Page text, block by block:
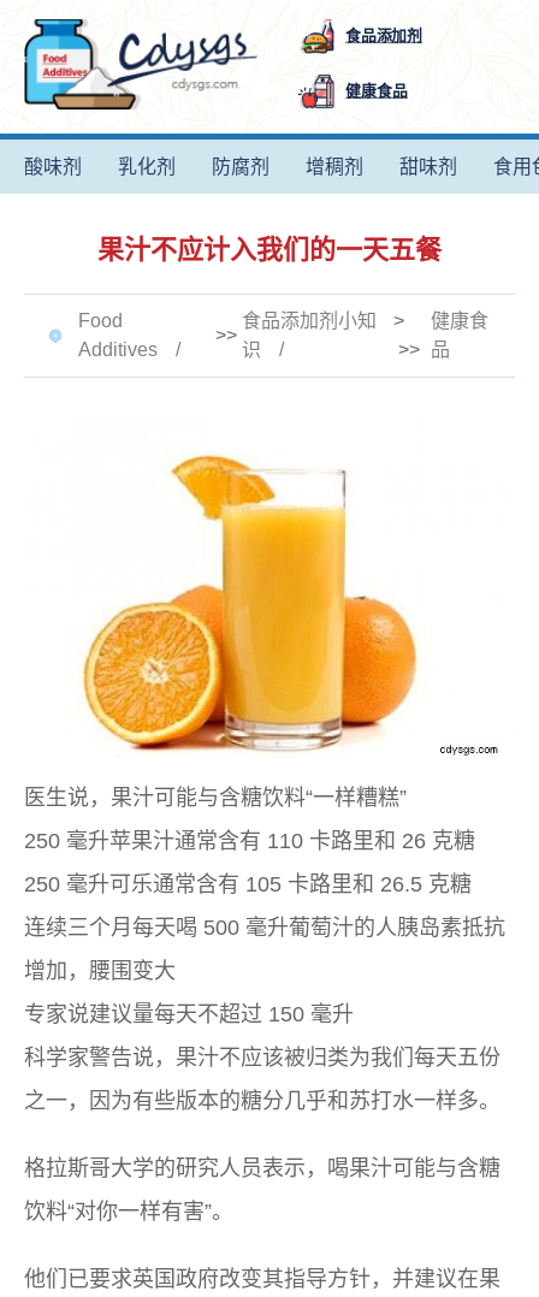
食品添加剂
健康食品
酸味剂 乳化剂 防腐剂 增稠剂 甜味剂 食用
果汁不应计入我们的一天五餐
Food
Additives
>>
食品添加剂小知
识
>
>>
健康食
品
医生说，果汁可能与含糖饮料“一样糟糕”
250 毫升苹果汁通常含有 110 卡路里和 26 克糖
250 毫升可乐通常含有 105 卡路里和 26.5 克糖
连续三个月每天喝 500 毫升葡萄汁的人胰岛素抵抗
增加，腰围变大
专家说建议量每天不超过 150 毫升
科学家警告说，果汁不应该被归类为我们每天五份
之一，因为有些版本的糖分几乎和苏打水一样多。
格拉斯哥大学的研究人员表示，喝果汁可能与含糖
饮料“对你一样有害”。
他们已要求英国政府改变其指导方针，并建议在果